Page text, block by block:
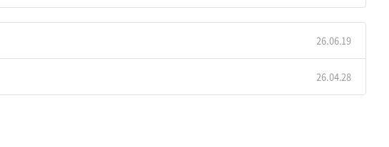
26.06.19
26.04.28